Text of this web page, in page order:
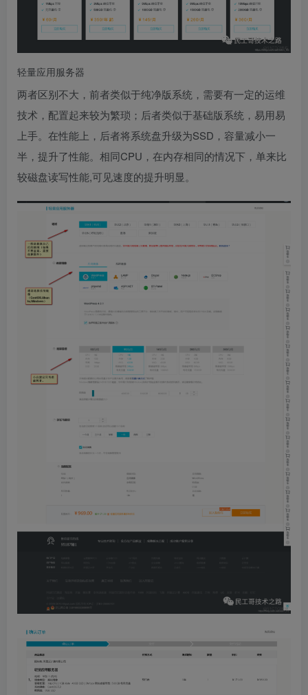
轻量应用服务器
两者区别不大，前者类似于纯净版系统，需要有一定的运维
技术，配置起来较为繁琐；后者类似于基础版系统，易用易
上手。在性能上，后者将系统盘升级为SSD，容量减小一
半，提升了性能。相同CPU，在内存相同的情况下，单来比
较磁盘读写性能,可见速度的提升明显。